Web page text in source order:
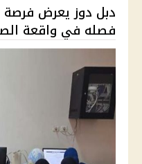
دبل دوز يعرض فرصة
فصله في واقعة